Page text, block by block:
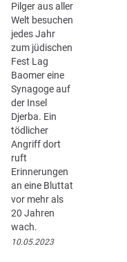
Pilger aus aller
Welt besuchen
jedes Jahr
zum jüdischen
Fest Lag
Baomer eine
Synagoge auf
der Insel
Djerba. Ein
tödlicher
Angriff dort
ruft
Erinnerungen
an eine Bluttat
vor mehr als
20 Jahren
wach.
10.05.2023